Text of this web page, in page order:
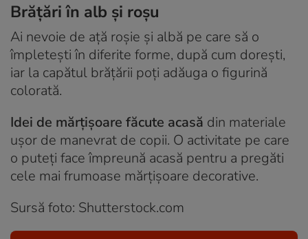
Brățări în alb și roșu
Ai nevoie de ață roșie și albă pe care să o
împletești în diferite forme, după cum dorești,
iar la capătul brățării poți adăuga o figurină
colorată.
Idei de mărțișoare făcute acasă din materiale
ușor de manevrat de copii. O activitate pe care
o puteți face împreună acasă pentru a pregăti
cele mai frumoase mărțișoare decorative.
Sursă foto: Shutterstock.com